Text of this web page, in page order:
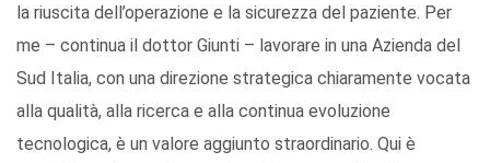
la riuscita dell’operazione e la sicurezza del paziente. Per
me – continua il dottor Giunti – lavorare in una Azienda del
Sud Italia, con una direzione strategica chiaramente vocata
alla qualità, alla ricerca e alla continua evoluzione
tecnologica, è un valore aggiunto straordinario. Qui è